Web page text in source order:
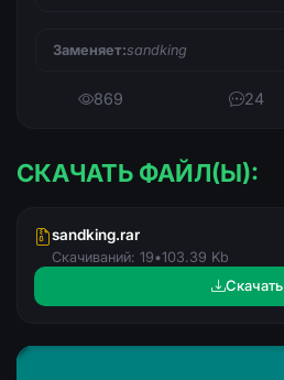
Заменяет:sandking
869 24
СКАЧАТЬ ФАЙЛ(Ы):
sandking.rar
Скачиваний: 19•103.39 Kb
Скачать